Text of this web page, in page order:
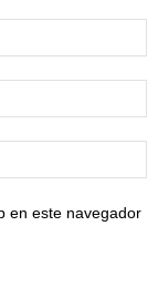
en este navegador